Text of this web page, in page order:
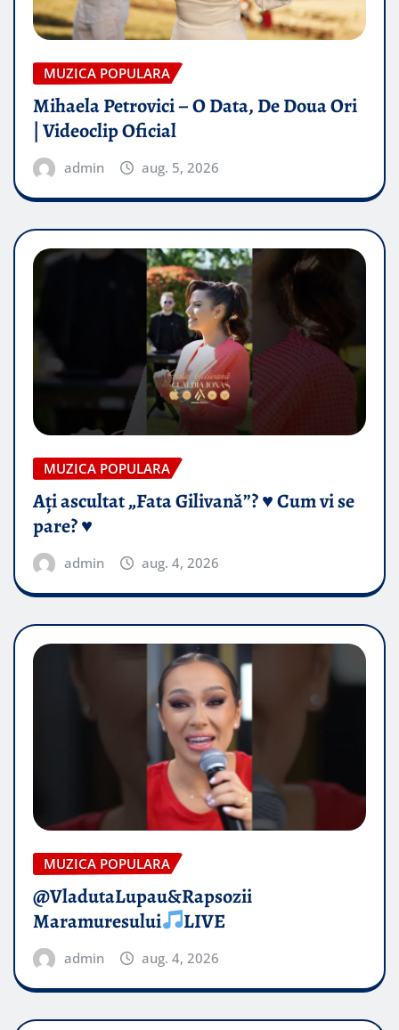
MUZICA POPULARA
Mihaela Petrovici – O Data, De Doua Ori
| Videoclip Oficial
admin aug. 5, 2026
MUZICA POPULARA
Ați ascultat „Fata Gilivană”? ♥️ Cum vi se
pare? ♥️
admin aug. 4, 2026
MUZICA POPULARA
@VladutaLupau&Rapsozii
Maramuresului
LIVE
admin aug. 4, 2026